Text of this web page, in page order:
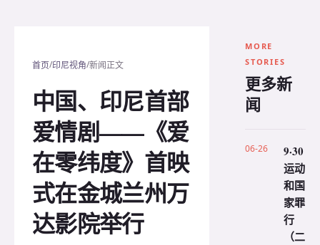
首页/印尼视角/新闻正文
中国、印尼首部
爱情剧——《爱
在零纬度》首映
式在金城兰州万
达影院举行
MORE
STORIES
更多新
闻
06-26
9·30
运动
和国
家罪
行
（二